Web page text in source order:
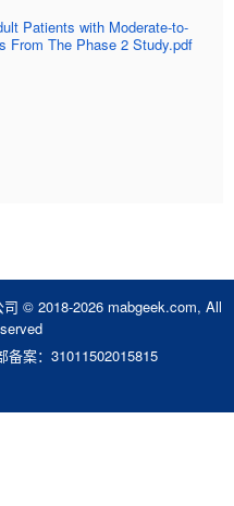
Patients with Moderate-to-
From The Phase 2 Study.pdf
© 2018-2026 mabgeek.com, All
备案：31011502015815